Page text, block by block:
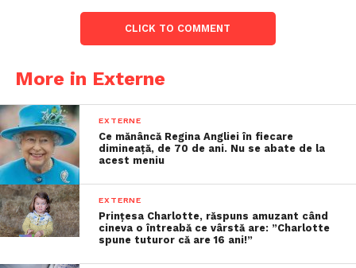
CLICK TO COMMENT
More in Externe
EXTERNE
Ce mănâncă Regina Angliei în fiecare
dimineață, de 70 de ani. Nu se abate de la
acest meniu
EXTERNE
Prințesa Charlotte, răspuns amuzant când
cineva o întreabă ce vârstă are: ”Charlotte
spune tuturor că are 16 ani!”